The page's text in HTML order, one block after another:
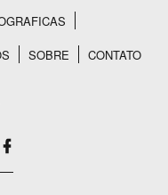
SOBRE CONTATO